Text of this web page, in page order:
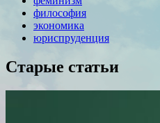
философия
экономика
юриспруденция
Старые статьи